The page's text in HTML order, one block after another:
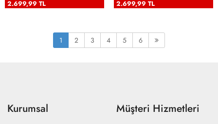
2.699,99 TL 2.699,99 TL
1 2 3 4 5 6
Kurumsal Müşteri Hizmetleri